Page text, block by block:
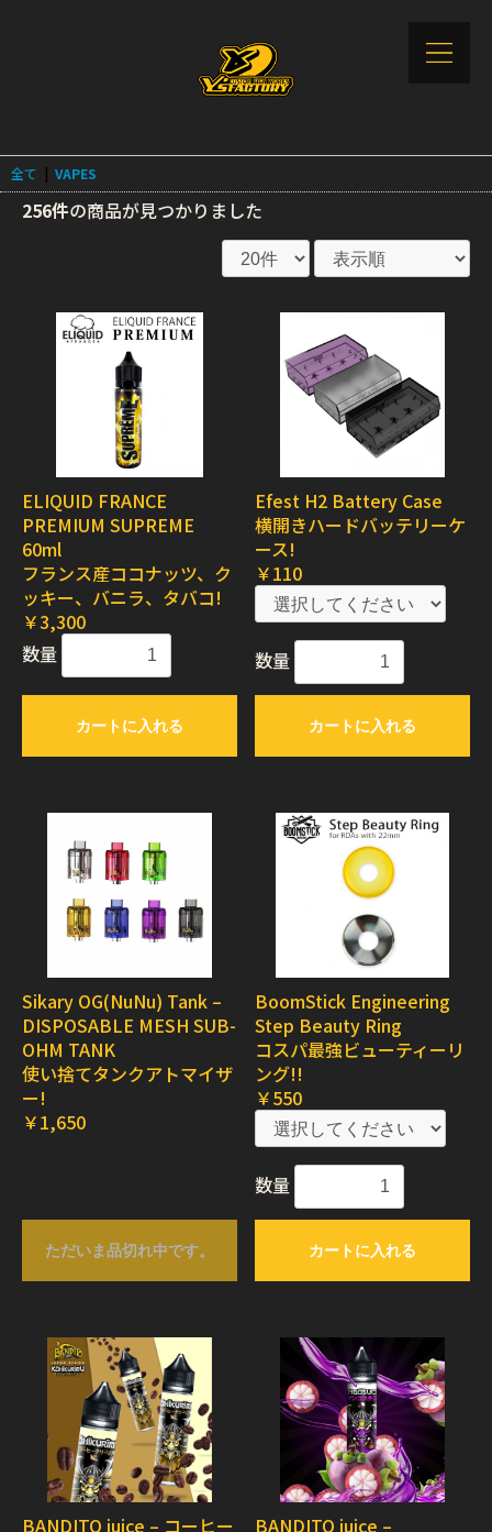
全て | VAPES
256件の商品が見つかりました
ELIQUID FRANCE
PREMIUM SUPREME
60ml
フランス産ココナッツ、ク
ッキー、バニラ、タバコ!
￥3,300
数量
カートに入れる
Efest H2 Battery Case
横開きハードバッテリーケ
ース!
￥110
数量
カートに入れる
Sikary OG(NuNu) Tank –
DISPOSABLE MESH SUB-
OHM TANK
使い捨てタンクアトマイザ
ー!
￥1,650
ただいま品切れ中です。
BoomStick Engineering
Step Beauty Ring
コスパ最強ビューティーリ
ング!!
￥550
数量
カートに入れる
BANDITO juice – コーヒー
BANDITO juice –